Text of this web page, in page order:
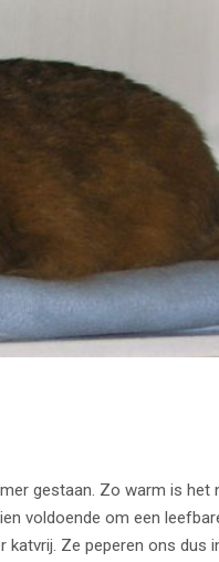
gestaan. Zo warm is het
voldoende om een
Ze peperen ons dus